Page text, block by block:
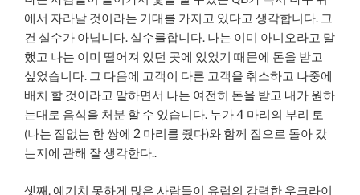
에서 자라날 것이라는 기대를 가지고 있다고 생각합니다. 그
건 실수가 아닙니다. 실수를합니다. 나는 이미 아니오라고 말
했고 나는 이미 떨어져 있던 곳에 있었기 때문에 돈을 받고
싶었습니다. 그 다음에 고객이 다른 고객을 취소하고 나중에
배치 할 것이라고 말하면서 나는 여전히 돈을 받고 내가 원하
는대로 음식을 처분 할 수 있습니다. 누가 4 마리의 부리 토
(나는 집없는 한 쌍에 2 마리를 줬다)와 함께 집으로 돌아 갔
는지에 관해 잘 생각한다..
셋째, 예기치 못하게 많은 사람들이 유럽의 강력한 우크라이